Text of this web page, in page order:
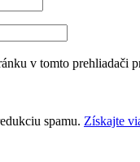
v tomto prehliadači
spamu. Získajte